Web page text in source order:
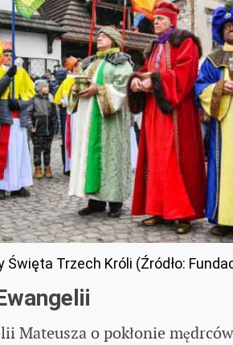
Święta Trzech Króli (Źródło:
Mateusza o pokłonie